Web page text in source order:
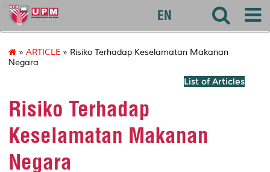
agri
EN
» ARTICLE » Risiko Terhadap Keselamatan Makanan
Negara
List of Articles
Risiko Terhadap
Keselamatan Makanan
Negara